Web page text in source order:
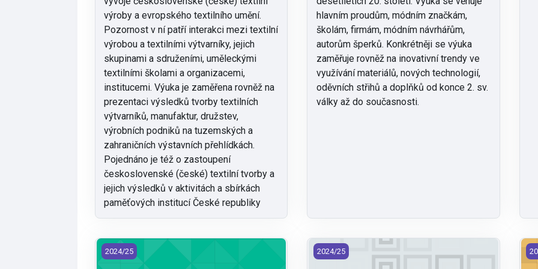
výroby a evropského textilního umění.
Pozornost v ní patří interakci mezi textilní
výrobou a textilními výtvarníky, jejich
skupinami a sdruženími, uměleckými
textilními školami a organizacemi,
institucemi. Výuka je zaměřena rovněž na
prezentaci výsledků tvorby textilních
výtvarníků, manufaktur, družstev,
výrobních podniků na tuzemských a
zahraničních výstavních přehlídkách.
Pojednáno je též o zastoupení
československé (české) textilní tvorby a
jejich výsledků v aktivitách a sbírkách
paměťových institucí České republiky
hlavním proudům, módním značkám,
školám, firmám, módním návrhářům,
autorům šperků. Konkrétněji se výuka
zaměřuje rovněž na inovativní trendy ve
využívání materiálů, nových technologií,
oděvních střihů a doplňků od konce 2. sv.
války až do současnosti.
KDE/SZB - Sklářské a bižuterní zbožíznalství (2024)
2024/25 KDE/VAD - Technologické výpočty a zpracování dat
2024/25